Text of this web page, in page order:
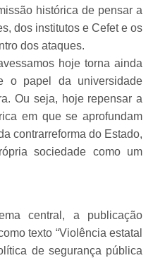
histórica de pensar a
dos institutos e Cefet e os
dos ataques.
hoje torna ainda
o papel da universidade
Ou seja, hoje repensar a
em que se aprofundam
contrarreforma do Estado,
sociedade como um
central, a publicação
texto “Violência estatal
de segurança pública